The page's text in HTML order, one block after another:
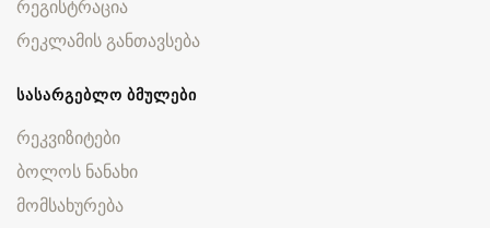
რეგისტრაცია
რეკლამის განთავსება
ᲡᲐᲡᲐᲠᲒᲔᲑᲚᲝ ᲑᲛᲣᲚᲔᲑᲘ
რეკვიზიტები
ბოლოს ნანახი
მომსახურება